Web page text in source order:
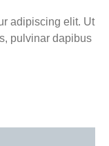
adipiscing elit. Ut
pulvinar dapibus